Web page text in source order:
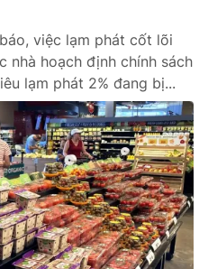
việc lạm phát cốt lõi
nhà hoạch định chính sách
lạm phát 2% đang bị...